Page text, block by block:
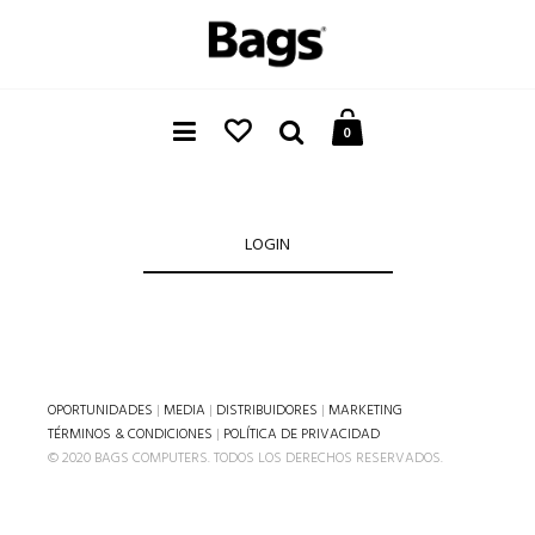
0
LOGIN
OPORTUNIDADES | MEDIA | DISTRIBUIDORES | MARKETING
TÉRMINOS & CONDICIONES | POLÍTICA DE PRIVACIDAD
© 2020 BAGS COMPUTERS. TODOS LOS DERECHOS RESERVADOS.